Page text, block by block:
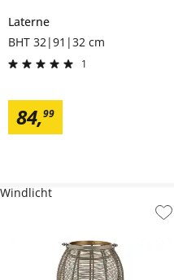
Laterne
BHT 32|91|32 cm
1
84,99
Windlicht